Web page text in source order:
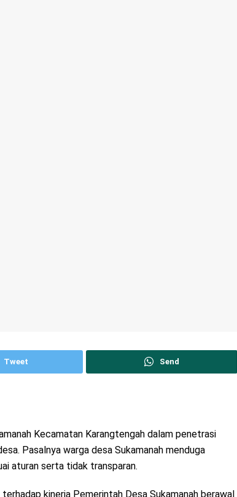
Tweet Send
Kecamatan Karangtengah dalam penetrasi
Pasalnya warga desa Sukamanah menduga
aturan serta tidak transparan.
kinerja Pemerintah Desa Sukamanah berawal